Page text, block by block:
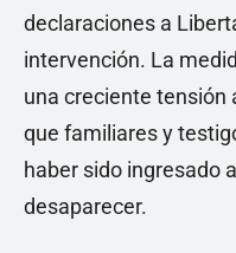
declaraciones a
intervención. La
una creciente tensión
que familiares y
haber sido ingresado
desaparecer.